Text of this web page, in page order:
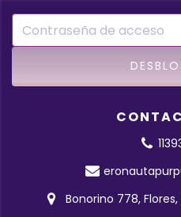
Bonorino 778,